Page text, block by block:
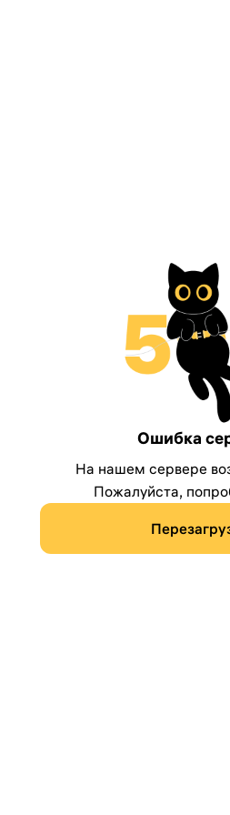
Ошибка
На нашем сервере
Пожалуйста,